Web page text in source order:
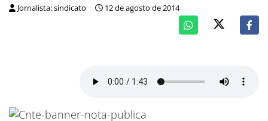
Jornalista: sindicato 12 de agosto de 2014